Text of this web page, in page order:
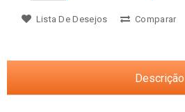
Lista De Desejos Comparar
Descrição